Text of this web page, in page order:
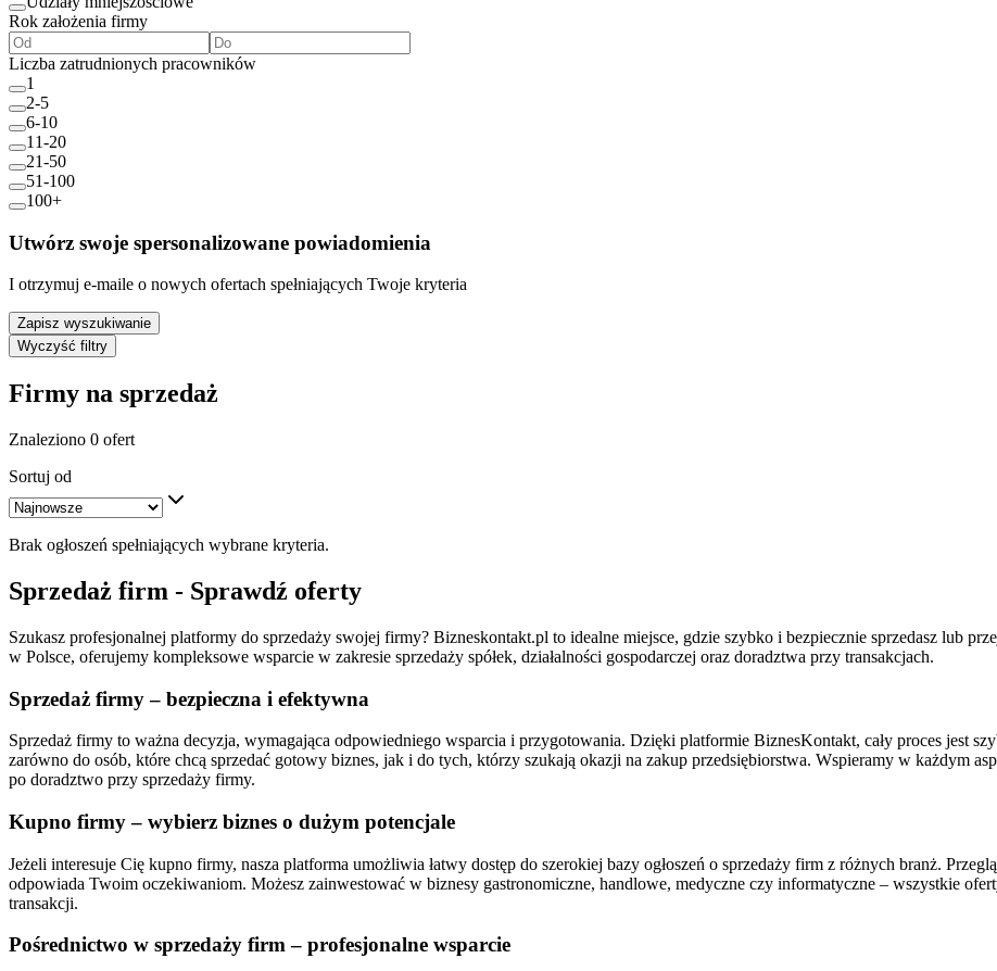
Rok założenia firmy
Liczba zatrudnionych pracowników
1
2-5
6-10
11-20
21-50
51-100
100+
Utwórz swoje spersonalizowane powiadomienia
I otrzymuj e-maile o nowych ofertach spełniających Twoje kryteria
Zapisz wyszukiwanie
Wyczyść filtry
Firmy na sprzedaż
Znaleziono 0 ofert
Sortuj od
Brak ogłoszeń spełniających wybrane kryteria.
Sprzedaż firm - Sprawdź oferty
Szukasz profesjonalnej platformy do sprzedaży swojej firmy? Bizneskontakt.pl to idealne miejsce, gdzie szybko i bezpiecznie sprzedasz lub
w Polsce, oferujemy kompleksowe wsparcie w zakresie sprzedaży spółek, działalności gospodarczej oraz doradztwa przy transakcjach.
Sprzedaż firmy – bezpieczna i efektywna
Sprzedaż firmy to ważna decyzja, wymagająca odpowiedniego wsparcia i przygotowania. Dzięki platformie BiznesKontakt, cały proces jest
zarówno do osób, które chcą sprzedać gotowy biznes, jak i do tych, którzy szukają okazji na zakup przedsiębiorstwa. Wspieramy w każdym
po doradztwo przy sprzedaży firmy.
Kupno firmy – wybierz biznes o dużym potencjale
Jeżeli interesuje Cię kupno firmy, nasza platforma umożliwia łatwy dostęp do szerokiej bazy ogłoszeń o sprzedaży firm z różnych branż.
odpowiada Twoim oczekiwaniom. Możesz zainwestować w biznesy gastronomiczne, handlowe, medyczne czy informatyczne – wszystkie
transakcji.
Pośrednictwo w sprzedaży firm – profesjonalne wsparcie